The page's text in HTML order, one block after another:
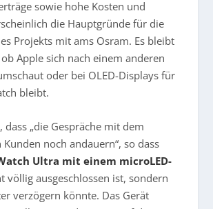
sowie hohe Kosten und
die Hauptgründe für die
Projekts mit ams Osram. Es bleibt
Apple sich nach einem anderen
oder bei OLED-Displays für
bleibt.
dass „die Gespräche mit dem
noch andauern“, so dass
Ultra mit einem microLED-
völlig ausgeschlossen ist, sondern
verzögern könnte. Das Gerät